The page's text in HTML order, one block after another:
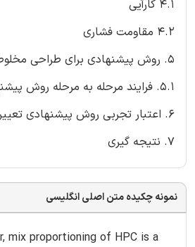
4.1 کارآیی
4.2 مقاومت فشاری
5. روش پیشنهادی برای طراحی مخلوط بتن با کارآیی بالا (HPC)
5.1. فرایند مرحله به مرحله روش پیشنهادی طراحی مخلوط برای بتن با کارآیی بالا (HPC)
6. اعتبار تجربی روش پیشنهادی تعیین نسبت مخلوط برای بتن با کارآیی بالا
7. نتیجه گیری
نمونه چکیده متن اصلی انگلیسی
mix proportioning of HPC is a